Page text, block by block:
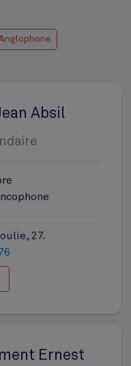
Absil
27.
Ernest